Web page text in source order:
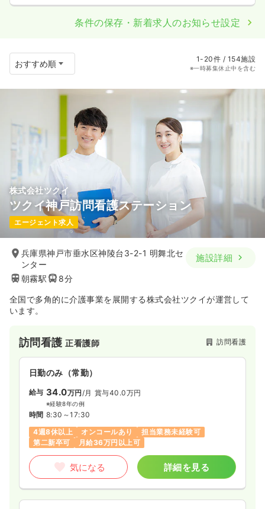
条件の保存・新着求人のお知らせ設定
1-20件 / 154施設
※一時募集休止中を含む
株式会社ツクイ
ツクイ神戸訪問看護ステーション
エージェント求人
兵庫県神戸市垂水区神陵台3-2-1 明舞北セ
ンター
朝霧駅
8分
施設詳細
全国で多角的に介護事業を展開する株式会社ツクイが運営して
います。
訪問看護正看護師 訪問看護
日勤のみ（常勤）
給与 34.0万円 /月 賞与40.0万円
※経験8年の例
時間 8:30～17:30
4週8休以上
オンコールあり
担当業務未経験可
第二新卒可
月給36万円以上可
気になる 詳細を見る